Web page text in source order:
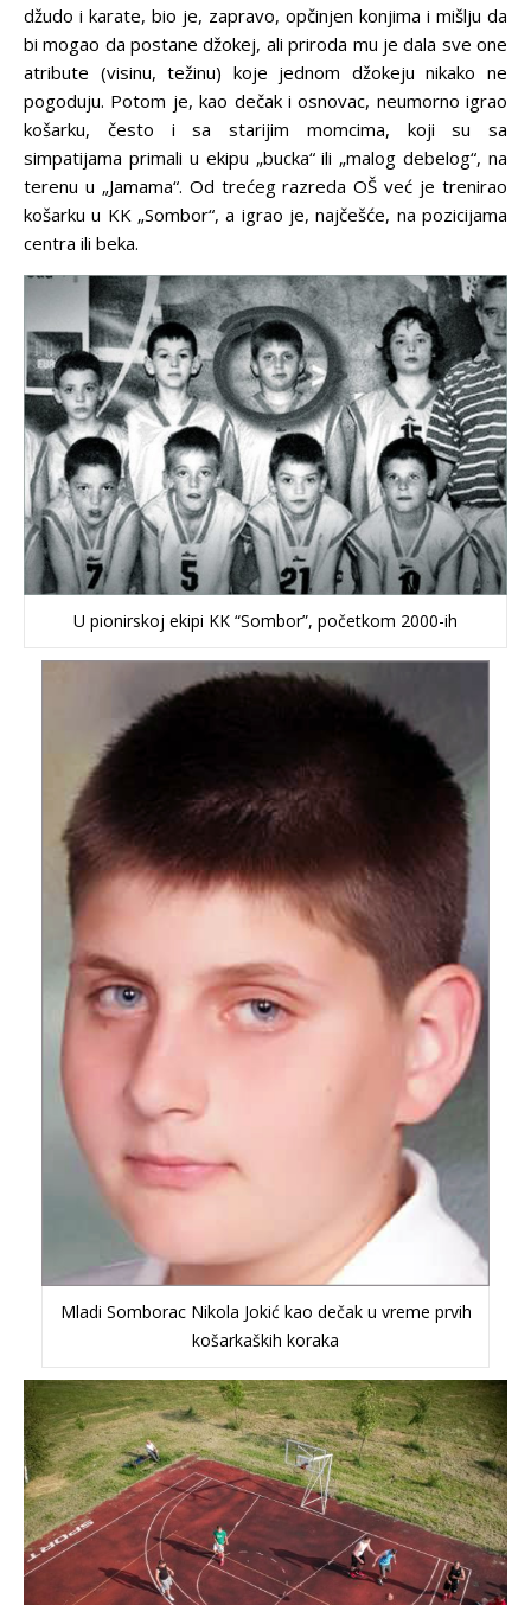
džudo i karate, bio je, zapravo, opčinjen konjima i mišlju da
bi mogao da postane džokej, ali priroda mu je dala sve one
atribute (visinu, težinu) koje jednom džokeju nikako ne
pogoduju. Potom je, kao dečak i osnovac, neumorno igrao
košarku, često i sa starijim momcima, koji su sa
simpatijama primali u ekipu „bucka“ ili „malog debelog“, na
terenu u „Jamama“. Od trećeg razreda OŠ već je trenirao
košarku u KK „Sombor“, a igrao je, najčešće, na pozicijama
centra ili beka.
U pionirskoj ekipi KK “Sombor”, početkom 2000-ih
Mladi Somborac Nikola Jokić kao dečak u vreme prvih
košarkaških koraka